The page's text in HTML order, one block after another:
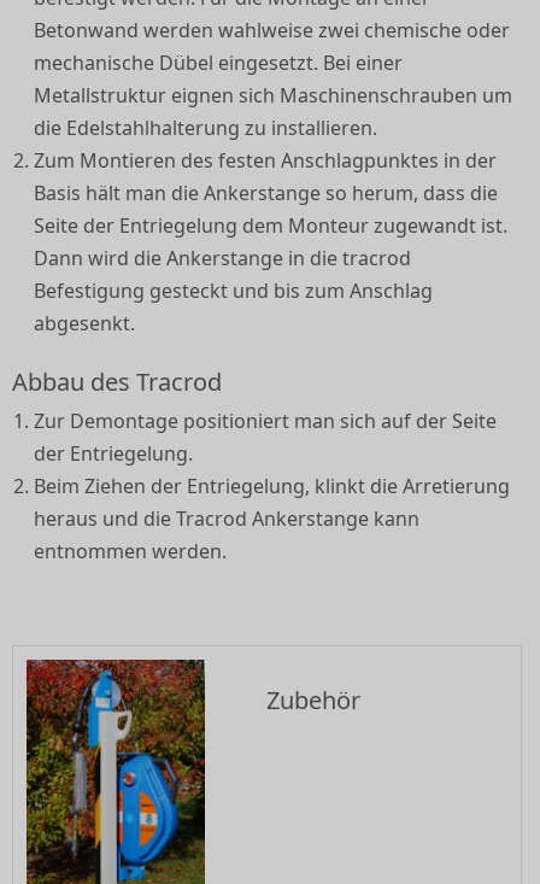
Betonwand werden wahlweise zwei chemische oder
mechanische Dübel eingesetzt. Bei einer
Metallstruktur eignen sich Maschinenschrauben um
die Edelstahlhalterung zu installieren.
Zum Montieren des festen Anschlagpunktes in der
Basis hält man die Ankerstange so herum, dass die
Seite der Entriegelung dem Monteur zugewandt ist.
Dann wird die Ankerstange in die tracrod
Befestigung gesteckt und bis zum Anschlag
abgesenkt.
Abbau des Tracrod
Zur Demontage positioniert man sich auf der Seite
der Entriegelung.
Beim Ziehen der Entriegelung, klinkt die Arretierung
heraus und die Tracrod Ankerstange kann
entnommen werden.
Zubehör